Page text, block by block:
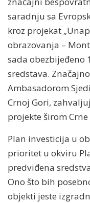
saradnju sa
kroz projekat
obrazovanja –
sada obezbijeđeno
sredstava.
Ambasadorom
Crnoj Gori,
projekte širom Crne
Plan investicija u
prioritet u okviru
predviđena
Ono što bih
objekti jeste